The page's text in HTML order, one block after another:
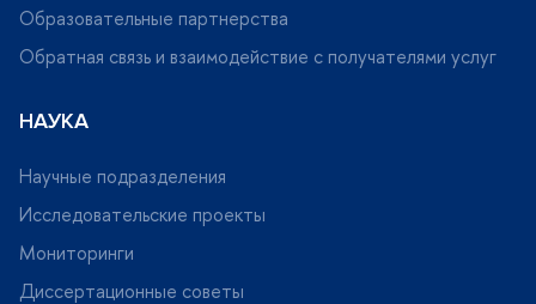
Образовательные партнерства
Обратная связь и взаимодействие с получателями услу
НАУКА
Научные подразделения
Исследовательские проекты
Мониторинги
Диссертационные советы